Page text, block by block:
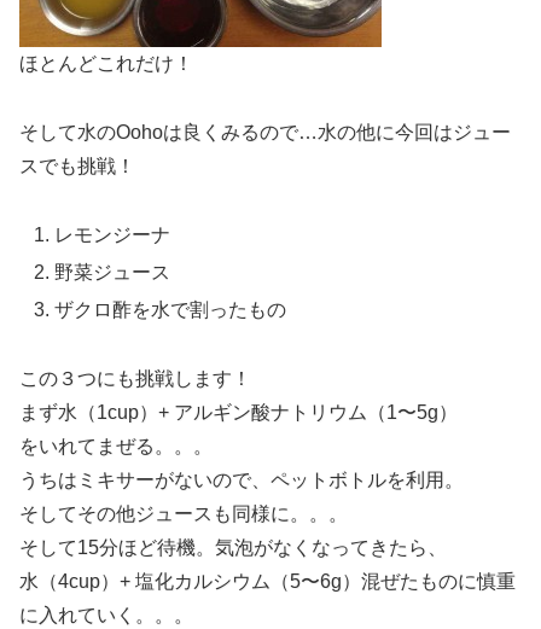
ほとんどこれだけ！
そして水のOohoは良くみるので…水の他に今回はジュー
スでも挑戦！
レモンジーナ
野菜ジュース
ザクロ酢を水で割ったもの
この３つにも挑戦します！
まず水（1cup）+ アルギン酸ナトリウム（1〜5g）
をいれてまぜる。。。
うちはミキサーがないので、ペットボトルを利用。
そしてその他ジュースも同様に。。。
そして15分ほど待機。気泡がなくなってきたら、
水（4cup）+ 塩化カルシウム（5〜6g）混ぜたものに慎重
に入れていく。。。